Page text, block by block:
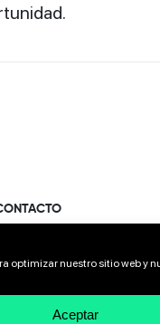
optimizar nuestro sitio web y
Aceptar